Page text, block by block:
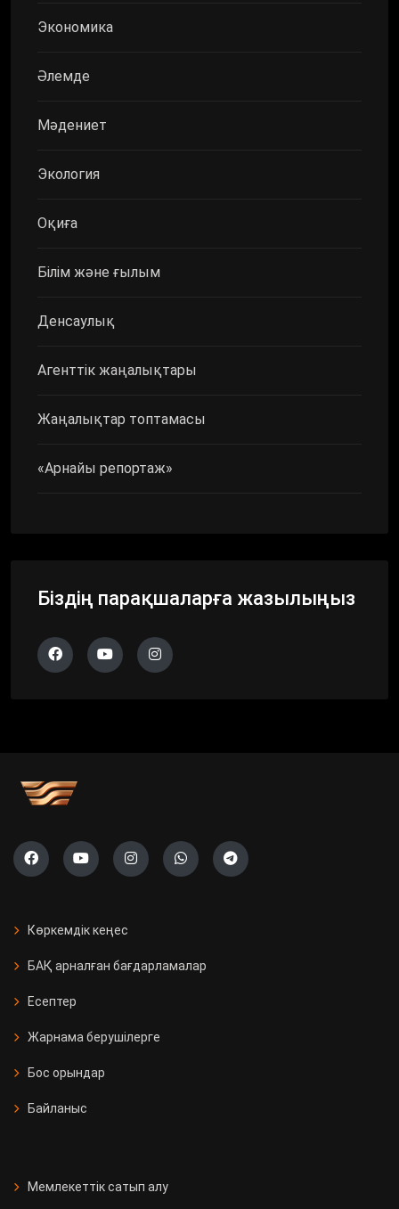
Экономика
Әлемде
Мәдениет
Экология
Оқиға
Білім және ғылым
Денсаулық
Агенттік жаңалықтары
Жаңалықтар топтамасы
«Арнайы репортаж»
Біздің парақшаларға жазылыңыз
Көркемдік кеңес
БАҚ арналған бағдарламалар
Есептер
Жарнама берушілерге
Бос орындар
Байланыс
Мемлекеттік сатып алу